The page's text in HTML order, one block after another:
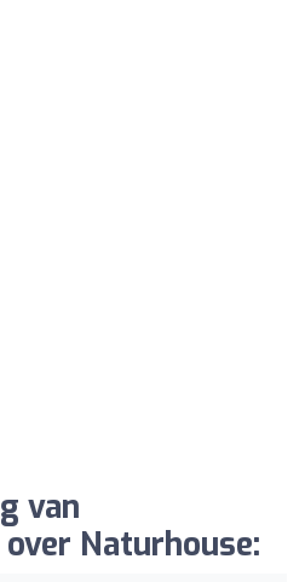
van
Naturhouse: